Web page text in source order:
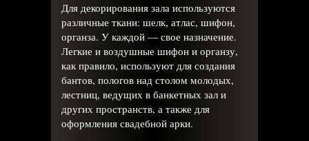
Для декорирования зала используются
различные ткани: шелк, атлас, шифон,
органза. У каждой — свое назначение.
Легкие и воздушные шифон и органзу,
как правило, используют для создания
бантов, пологов над столом молодых,
лестниц, ведущих в банкетных зал и
других пространств, а также для
оформления свадебной арки.